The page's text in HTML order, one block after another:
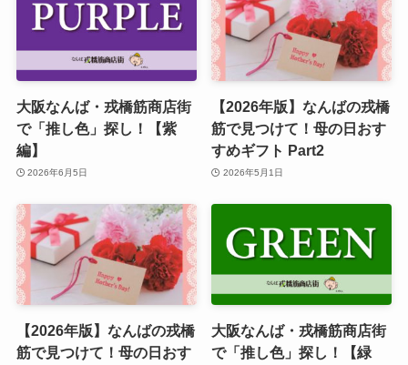
大阪なんば・戎橋筋商店街
で「推し色」探し！【紫
編】
2026年6月5日
【2026年版】なんばの戎橋
筋で見つけて！母の日おす
すめギフト Part2
2026年5月1日
【2026年版】なんばの戎橋
筋で見つけて！母の日おす
大阪なんば・戎橋筋商店街
で「推し色」探し！【緑